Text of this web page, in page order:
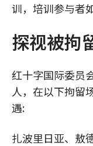
训，培训参与者
探视被拘
红十字国际委员
人，在以下拘留
遇:
扎波里日亚、敖